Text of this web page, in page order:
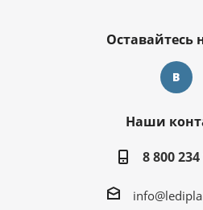
Оставайтесь
Наши
8 800 234